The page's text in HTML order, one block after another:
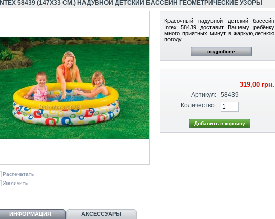
INTEX 58439 (147Х33 СМ.) НАДУВНОЙ ДЕТСКИЙ БАССЕЙН ГЕОМЕТРИЧЕСКИЕ УЗОРЫ
Распечатать
Увеличить
Красочный надувной детский бассейн
Intex 58439 доставит Вашему ребёнку
много приятных минут в жаркую,летнюю
погоду.
подробнее
319,00 грн.
Артикул:
58439
Количество:
ИНФОРМАЦИЯ АКСЕССУАРЫ